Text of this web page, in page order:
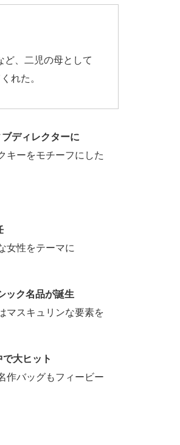
ど、二児の母として
れた。
ディレクターに
キーをモチーフにした
女性をテーマに
ック名品が誕生
マスキュリンな要素を
大ヒット
作バッグもフィービー